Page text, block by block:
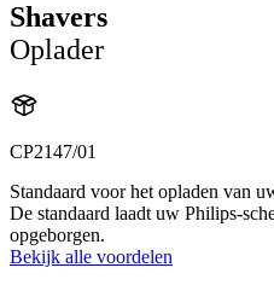
Shavers
Oplader
CP2147/01
Standaard voor het opladen van
De standaard laadt uw Philips-
opgeborgen.
Bekijk alle voordelen